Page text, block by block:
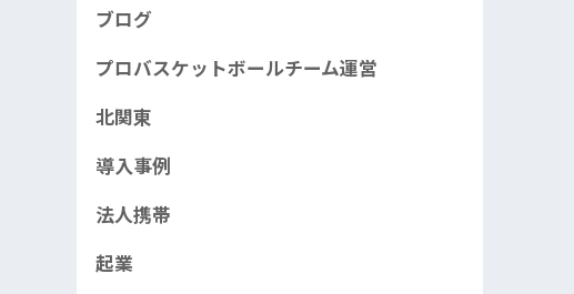
ブログ
プロバスケットボールチーム運営
北関東
導入事例
法人携帯
起業